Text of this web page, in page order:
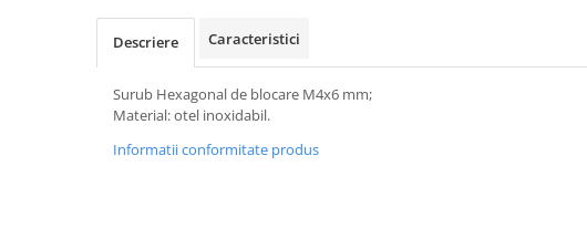
Descriere Caracteristici
Surub Hexagonal de blocare M4x6 mm;
Material: otel inoxidabil.
Informatii conformitate produs